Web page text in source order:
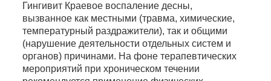
Гингивит Краевое воспаление десны,
вызванное как местными (травма, химические,
температурный раздражители), так и общими
(нарушение деятельности отдельных систем и
органов) причинами. На фоне терапевтических
мероприятий при хроническом течении